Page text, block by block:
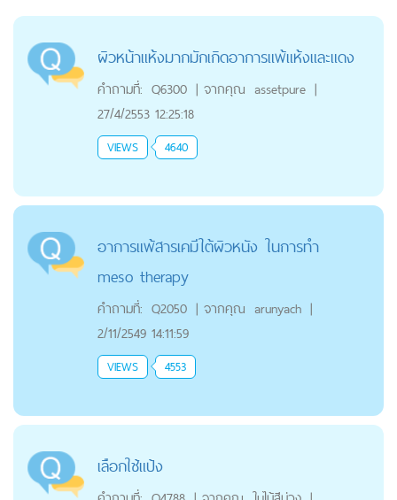
ผิวหน้าแห้งมากมักเกิดอาการแพ้แห้งและแดง
คำถามที่: Q6300 | จากคุณ assetpure |
27/4/2553 12:25:18
VIEWS 4640
อาการแพ้สารเคมีใต้ผิวหนัง ในการทำ
meso therapy
คำถามที่: Q2050 | จากคุณ arunyach |
2/11/2549 14:11:59
VIEWS 4553
เลือกใช้แป้ง